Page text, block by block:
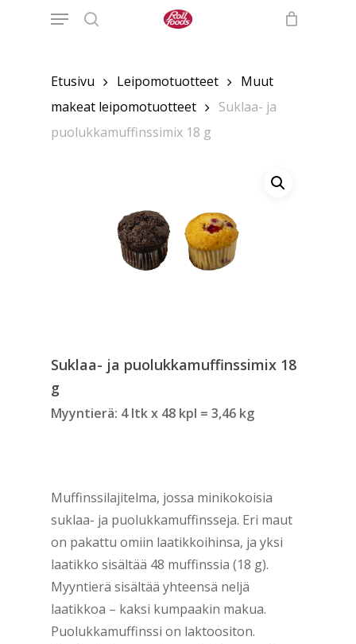
Menu
Etusivu Leipomotuotteet
Muut
makeat leipomotuotteet
Suklaa- ja
puolukkamuffinssimix 18 g
Suklaa- ja puolukkamuffinssimix 18
g
Myyntierä: 4 ltk x 48 kpl = 3,46 kg
Muffinssilajitelma, jossa minikokoisia
suklaa- ja puolukkamuffinsseja. Eri maut
on pakattu omiin laatikkoihinsa, ja yksi
laatikko sisältää 48 muffinssia (18 g).
Myyntierä sisältää yhteensä neljä
laatikkoa – kaksi kumpaakin makua.
Puolukkamuffinssi on laktoositon.